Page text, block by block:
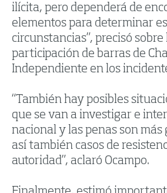
ilícita, pero dependerá de
elementos para determinar
circunstancias”, precisó sobre
participación de barras de
Independiente en los
“También hay posibles
que se van a investigar e
nacional y las penas son más
así también casos de
autoridad”, aclaró Ocampo.